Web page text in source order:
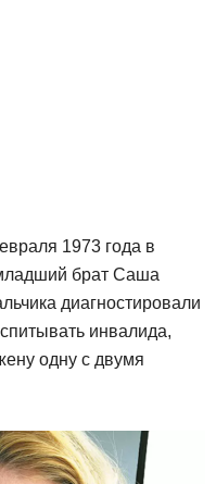
1973 года в
брат Саша
диагностировали
инвалида,
одну с двумя